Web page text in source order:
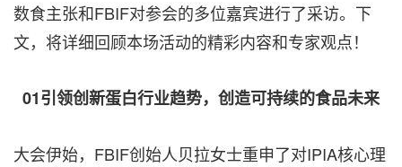
数食主张和FBIF对参会的多位嘉宾进行了采访。下
文，将详细回顾本场活动的精彩内容和专家观点！
01引领创新蛋白行业趋势，创造可持续的食品未来
大会伊始，FBIF创始人贝拉女士重申了对IPIA核心理